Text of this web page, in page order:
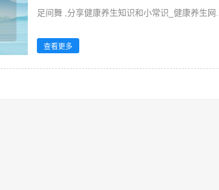
足间舞 ,分享健康养生知识和小常识_健康养生网...
查看更多